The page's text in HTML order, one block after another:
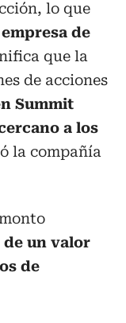
lo que
de
que la
de acciones
Summit
a los
la compañía
un valor
de